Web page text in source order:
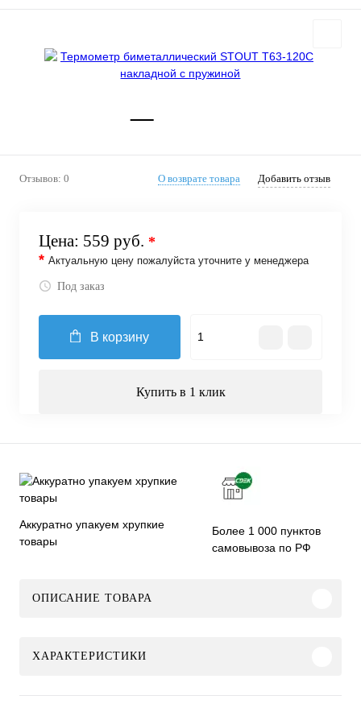
Отзывов: 0 О возврате товара Добавить отзыв
Цена: 559 руб. *
* Актуальную цену пожалуйста уточните у менеджера
Под заказ
В корзину
Купить в 1 клик
Аккуратно упакуем хрупкие
товары
Более 1 000 пунктов
самовывоза по РФ
ОПИСАНИЕ ТОВАРА
ХАРАКТЕРИСТИКИ